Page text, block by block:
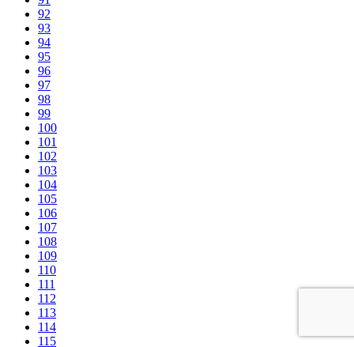
92
93
94
95
96
97
98
99
100
101
102
103
104
105
106
107
108
109
110
111
112
113
114
115